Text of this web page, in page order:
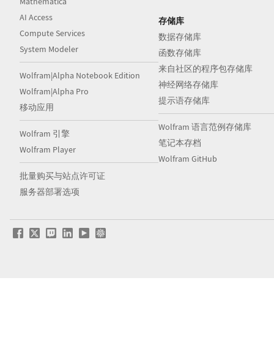
AI Access
Compute Services
System Modeler
Wolfram|Alpha Notebook Edition
Wolfram|Alpha Pro
移动应用
Wolfram 引擎
Wolfram Player
批量购买与站点许可证
服务器部署选项
存储库
数据存储库
函数存储库
来自社区的程序包存储库
神经网络存储库
提示语存储库
Wolfram 语言范例存储库
笔记本存档
Wolfram GitHub